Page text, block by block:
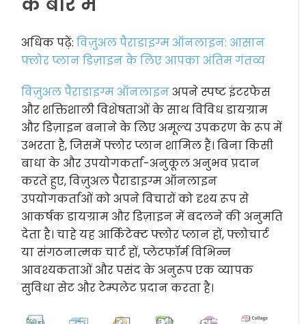
अधिक पढ़ें:विज़ुअल पैराडाइग्म ऑनलाइन: आसान
फ्लोर प्लान डिज़ाइन के लिए आपका अंतिम गंतव्य
विज़ुअल पैराडाइग्म ऑनलाइनअपने स्पष्ट इंटरफेस
और शक्तिशाली विशेषताओं के साथ विविध डायग्राम
और डिज़ाइन बनाने के लिए अमूल्य उपकरण के रूप में
उभरता है, जिसमें फ्लोर प्लान शामिल हैं। बिना किसी
बाधा के और उपयोगकर्ता-अनुकूल अनुभव प्रदान
करते हुए, विज़ुअल पैराडाइग्म ऑनलाइन
उपयोगकर्ताओं को अपने विचारों को दृश्य रूप से
आकर्षक डायग्राम और डिज़ाइन में बदलने की अनुमति
देता है। चाहे यह आर्किटेक्ट फ्लोर प्लान हों, फ्लोचार्ट
या संगठनात्मक चार्ट हों, प्लेटफॉर्म विभिन्न
आवश्यकताओं और पसंद के अनुरूप एक व्यापक
सुविधा सेट और टेम्पलेट प्रदान करता है।